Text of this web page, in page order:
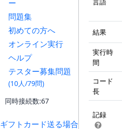
ー
問題集
初めての方へ
オンライン実行
ヘルプ
テスター募集問題
(10人/79問)
同時接続数:67
ギフトカード送る場合
結果
実行時
間
コード
長
記録